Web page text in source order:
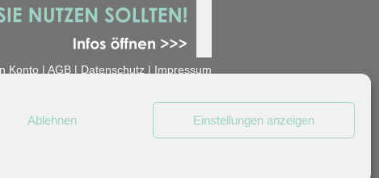
Ablehnen Einstellungen anzeigen
Konto | AGB | Datenschutz | Impressum